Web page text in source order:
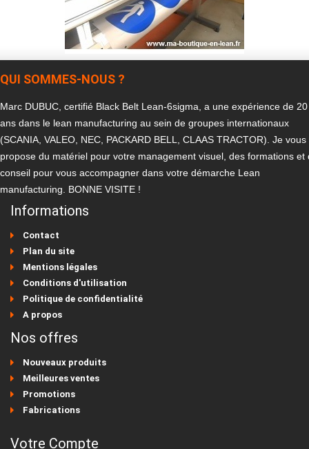
QUI SOMMES-NOUS ?
Marc DUBUC, certifié Black Belt Lean-6sigma, a une expérience de 20
ans dans le lean manufacturing au sein de groupes internationaux
(SCANIA, VALEO, NEC, PACKARD BELL, CLAAS TRACTOR). Je vous
propose du matériel pour votre management visuel, des formations et
conseil pour vous accompagner dans votre démarche Lean
manufacturing. BONNE VISITE !
Informations
Contact
Plan du site
Mentions légales
Conditions d'utilisation
Politique de confidentialité
A propos
Nos offres
Nouveaux produits
Meilleures ventes
Promotions
Fabrications
Votre Compte